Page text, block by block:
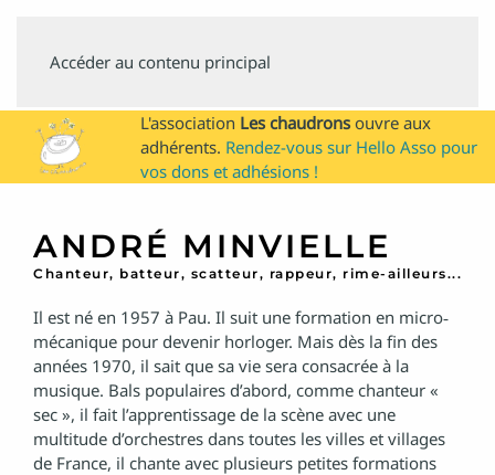
Accéder au contenu principal
MINVIELLE
L'association Les chaudrons ouvre aux
adhérents. Rendez-vous sur Hello Asso pour
vos dons et adhésions !
ANDRÉ MINVIELLE
Chanteur, batteur, scatteur, rappeur, rime-ailleurs...
Il est né en 1957 à Pau. Il suit une formation en micro‐
mécanique pour devenir horloger. Mais dès la fin des
années 1970, il sait que sa vie sera consacrée à la
musique. Bals populaires d’abord, comme chanteur «
sec », il fait l’apprentissage de la scène avec une
multitude d’orchestres dans toutes les villes et villages
de France, il chante avec plusieurs petites formations